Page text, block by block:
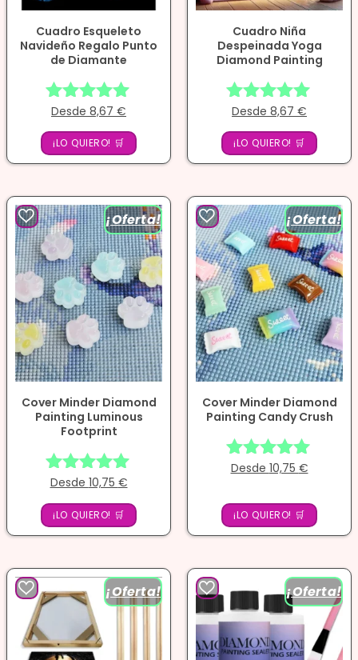
Cuadro Esqueleto
Navideño Regalo Punto
de Diamante
Valorado
con
4.94
de 5
Desde 8,67 €
¡LO QUIERO! 🛒
Cuadro Niña
Despeinada Yoga
Diamond Painting
Valorado
con
5.00
de 5
Desde 8,67 €
¡LO QUIERO! 🛒
¡Oferta!
Cover Minder Diamond
Painting ​Luminous
Footprint
Valorado
con
4.86
de 5
Desde 10,75 €
¡LO QUIERO! 🛒
¡Oferta!
Cover Minder Diamond
Painting​ Candy Crush
Valorado
4.86
de 5
Desde 10,75 €
¡LO QUIERO! 🛒
¡Oferta! ¡Oferta!